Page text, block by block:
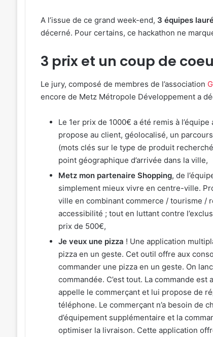
A l’issue de ce grand week-end, 3 équipes
décerné. Pour certains, ce hackathon ne
3 prix et un coup de
Le jury, composé de membres de l’association
encore de Metz Métropole Développement a
Le 1er prix de 1000€ a été remis à
propose au client, géolocalisé, un
(mots clés sur le type de produit
point géographique d’arrivée dans la ville,
Metz mon partenaire Shopping, de
simplement mieux vivre en centre-­ville.
ville en combinant commerce / tourisme /
accessibilité ; tout en luttant contre
prix de 500€,
Je veux une pizza ! Une application
pizza en un geste. Cet outil offre aux
commander une pizza en un geste. On
commandée. C’est tout. La commande
appelle le commerçant et lui propose de
téléphone. Le commerçant n’a besoin de
d’équipement supplémentaire et la
optimiser la livraison. Cette application